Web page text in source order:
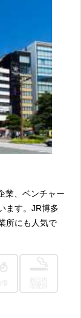
業、ベンチャー
ます。JR博多
所にも人気で
喫煙所